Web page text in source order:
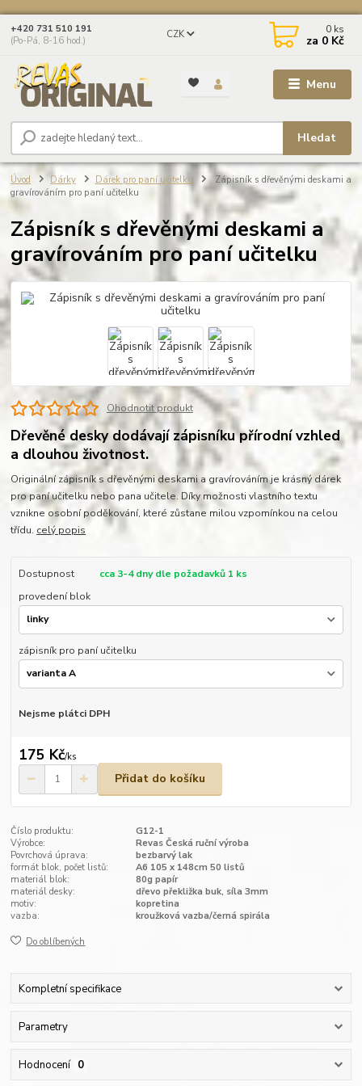
Menu
CZK
Hledat
+420 731 510 191
(Po-Pá, 8-16 hod.)
0 ks
za 0 Kč
Úvod Dárky Dárek pro paní učitelku
Zápisník s dřevěnými deskami a
gravírováním pro paní učitelku
Zápisník s dřevěnými deskami a
gravírováním pro paní učitelku
Ohodnotit produkt
Dřevěné desky dodávají zápisníku přírodní vzhled
a dlouhou životnost.
Originální zápisník s dřevěnými deskami a gravírováním je krásný dárek
pro paní učitelku nebo pana učitele. Díky možnosti vlastního textu
vznikne osobní poděkování, které zůstane milou vzpomínkou na celou
třídu. celý popis
Dostupnost
cca 3-4 dny dle požadavků 1 ks
provedení blok
zápisník pro paní učitelku
Nejsme plátci DPH
175 Kč/ks
Přidat do košíku
Číslo produktu:
G12-1
Výrobce:
Revas Česká ruční výroba
Povrchová úprava:
bezbarvý lak
formát blok, počet listů:
A6 105 x 148cm 50 listů
materiál blok:
80g papír
materiál desky:
dřevo překližka buk, síla 3mm
motiv:
kopretina
vazba:
kroužková vazba/černá spirála
Do oblíbených
Kompletní specifikace
Parametry
Hodnocení 0